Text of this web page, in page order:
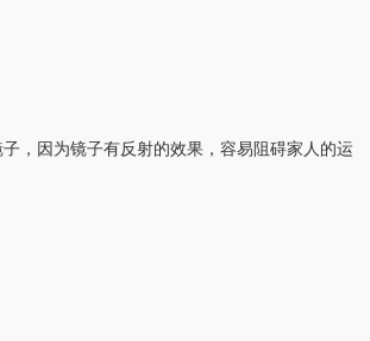
，因为镜子有反射的效果，容易阻碍家人的运